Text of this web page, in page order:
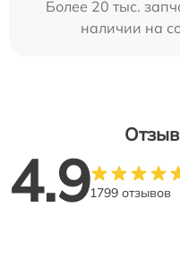
Более 20 тыс.
наличии на
4.91799 отзывов